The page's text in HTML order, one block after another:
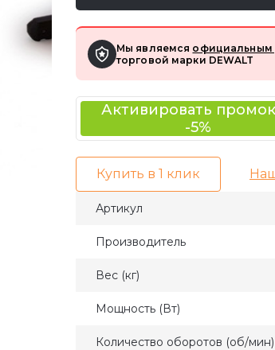
Мы являемся официальным
торговой марки DEWALT
Активировать
-5%
Купить в 1 клик
Артикул
Производитель
Вес (кг)
Мощность (Вт)
Количество оборотов (об/мин)